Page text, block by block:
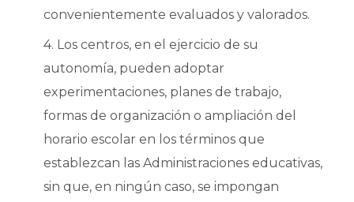
convenientemente evaluados y valorados.
4. Los centros, en el ejercicio de su
autonomía, pueden adoptar
experimentaciones, planes de trabajo,
formas de organización o ampliación del
horario escolar en los términos que
establezcan las Administraciones educativas,
sin que, en ningún caso, se impongan